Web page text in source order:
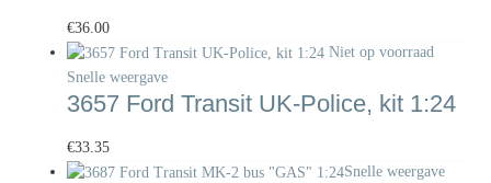
€36.00
Niet op voorraad
Snelle weergave
3657 Ford Transit UK-Police, kit 1:24
€33.35
Snelle weergave